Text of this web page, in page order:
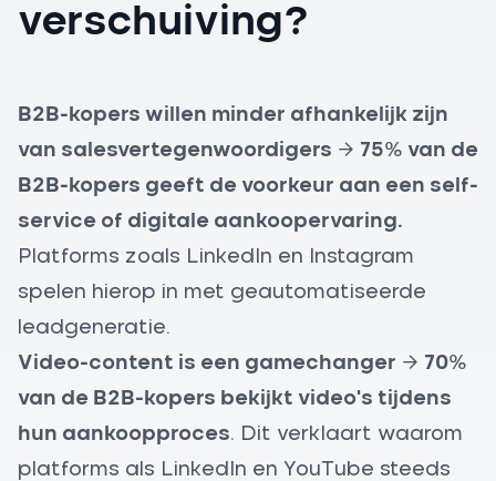
verschuiving?
B2B-kopers willen minder afhankelijk zijn
van salesvertegenwoordigers → 75% van de
B2B-kopers geeft de voorkeur aan een self-
service of digitale aankoopervaring.
Platforms zoals LinkedIn en Instagram
spelen hierop in met geautomatiseerde
leadgeneratie.
Video-content is een gamechanger → 70%
van de B2B-kopers bekijkt video's tijdens
hun aankoopproces. Dit verklaart waarom
platforms als LinkedIn en YouTube steeds